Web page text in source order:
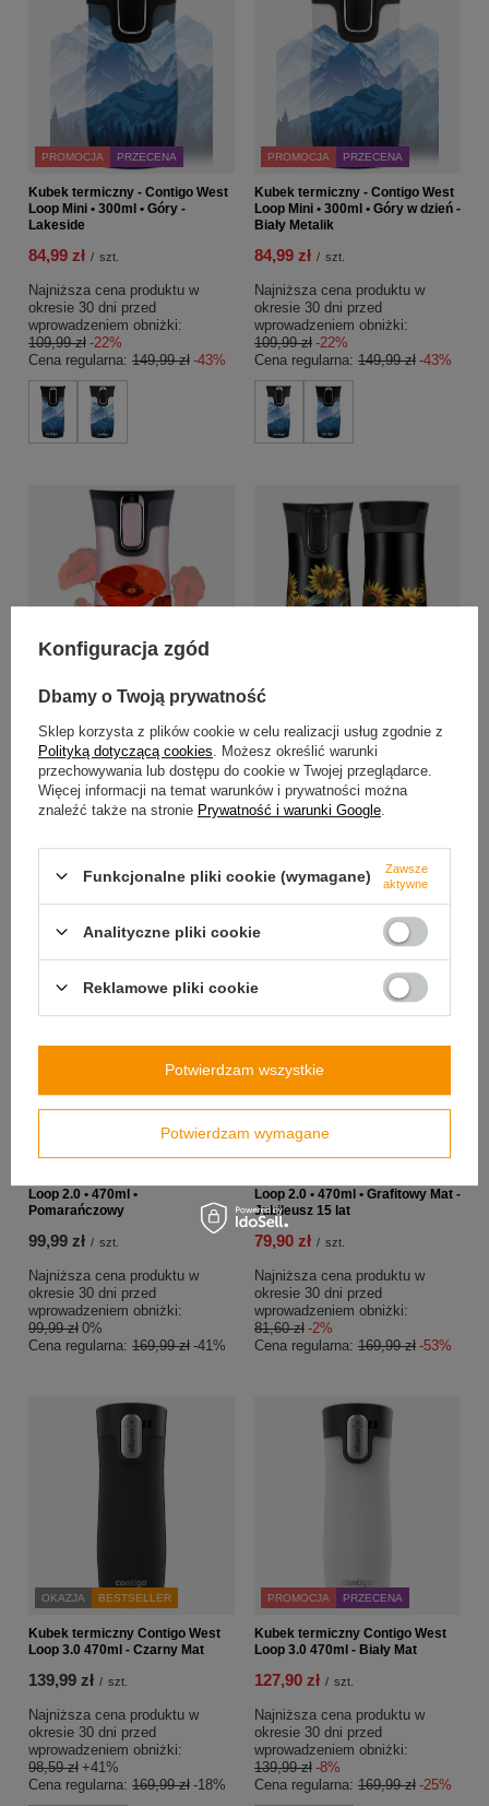
PROMOCJA PRZECENA
Kubek termiczny - Contigo West
Loop Mini • 300ml • Góry -
Lakeside
84,99 zł / szt.
Najniższa cena produktu w
okresie 30 dni przed
wprowadzeniem obniżki:
109,99 zł -22%
Cena regularna: 149,99 zł -43%
PROMOCJA PRZECENA
Kubek termiczny - Contigo West
Loop Mini • 300ml • Góry w dzień -
Biały Metalik
84,99 zł / szt.
Najniższa cena produktu w
okresie 30 dni przed
wprowadzeniem obniżki:
109,99 zł -22%
Cena regularna: 149,99 zł -43%
Kubek termiczny - Contigo West
Loop 2.0 • 470ml • Maki - Różowy
Mat
94,99 zł / szt.
Najniższa cena produktu w
105,00 zł -9%
Cena regularna:169,99 zł
Loop 2.0 470 ml - Słoneczniki -
czarny
94,99 zł / szt.
Najniższa cena produktu w
Cena regularna:169,99 zł -44%
Loop 2.0 • 470ml •
Pomarańczowy
99,99 zł / szt.
Najniższa cena produktu w
okresie 30 dni przed
wprowadzeniem obniżki:
99,99 zł 0%
Cena regularna: 169,99 zł -41%
PROMOCJA
Loop 2.0 • 470ml • Grafitowy Mat -
Jubileusz 15 lat
79,90 zł / szt.
Najniższa cena produktu w
okresie 30 dni przed
wprowadzeniem obniżki:
81,60 zł -2%
Cena regularna: 169,99 zł -53%
OKAZJA BESTSELLER
Kubek termiczny Contigo West
Loop 3.0 470ml - Czarny Mat
139,99 zł / szt.
Najniższa cena produktu w
okresie 30 dni przed
wprowadzeniem obniżki:
98,59 zł +41%
Cena regularna: 169,99 zł -18%
PROMOCJA PRZECENA
Kubek termiczny Contigo West
Loop 3.0 470ml - Biały Mat
127,90 zł / szt.
Najniższa cena produktu w
okresie 30 dni przed
wprowadzeniem obniżki:
139,99 zł -8%
Cena regularna: 169,99 zł -25%
Konfiguracja zgód
Dbamy o Twoją prywatność
Sklep korzysta z plików cookie w celu realizacji usług zgodnie z
Polityką dotyczącą cookies . Możesz określić warunki
przechowywania lub dostępu do cookie w Twojej przeglądarce.
Więcej informacji na temat warunków i prywatności można
znaleźć także na stronie Prywatność i warunki Google
Funkcjonalne pliki cookie (wymagane)
Zawsze
aktywne
Analityczne pliki cookie
Reklamowe pliki cookie
Potwierdzam wymagane
Potwierdzam wszystkie